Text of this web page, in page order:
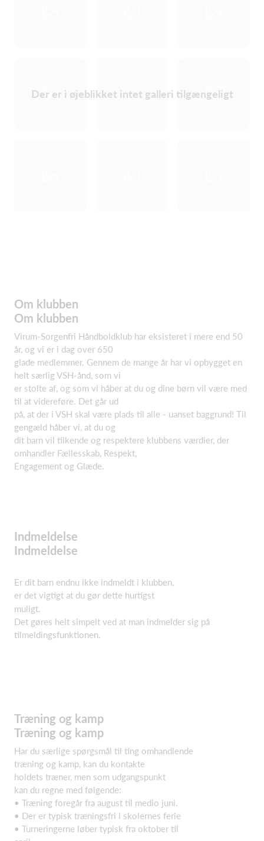
Der er i øjeblikket intet galleri tilgængeligt
Om klubben
Om klubben
Virum-Sorgenfri Håndboldklub har eksisteret i mere end 50
år, og vi er i dag over 650
glade medlemmer. Gennem de mange år har vi opbygget en
helt særlig VSH-ånd, som vi
er stolte af, og som vi håber at du og dine børn vil være med
til at videreføre. Det går ud
på, at der i VSH skal være plads til alle - uanset baggrund! Til
gengæld håber vi, at du og
dit barn vil tilkende og respektere klubbens værdier, der
omhandler Fællesskab, Respekt,
Engagement og Glæde.
Indmeldelse
Indmeldelse
Er dit barn endnu ikke indmeldt i klubben,
er det vigtigt at du gør dette hurtigst
muligt.
Det gøres helt simpelt ved at man indmelder sig på
tilmeldingsfunktionen.
Træning og kamp
Træning og kamp
Har du særlige spørgsmål til ting omhandlende
træning og kamp, kan du kontakte
holdets træner, men som udgangspunkt
kan du regne med følgende:
• Træning foregår fra august til medio juni.
• Der er typisk træningsfri i skolernes ferie
• Turneringerne løber typisk fra oktober til